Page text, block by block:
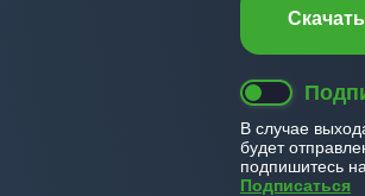
Скачать
В случае
будет
подпишитесь
Подписаться